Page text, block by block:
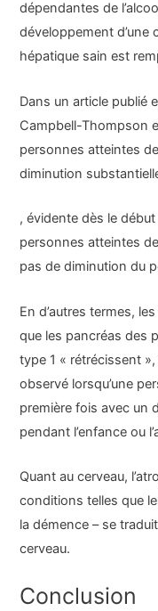
dépendantes de
développement d’une
hépatique sain est
Dans un article publié
Campbell-Thompson
personnes atteintes
diminution
, évidente dès le
personnes atteintes
pas de diminution du
En d’autres termes,
que les pancréas des
type 1 « rétrécissent
observé lorsqu’une
première fois avec un
pendant l’enfance ou
Quant au cerveau,
conditions telles que
la démence – se
cerveau.
Conclusion